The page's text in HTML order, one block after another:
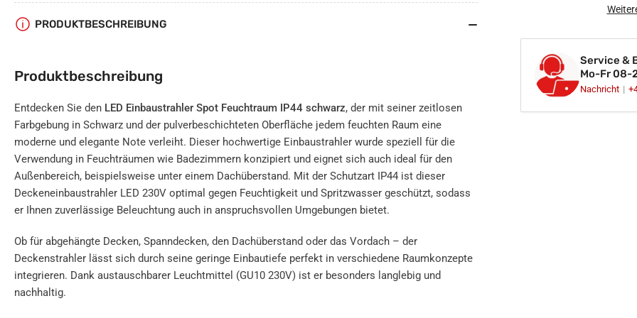
Einbaustrahler
Feuchtraum
IP44
schwarz
rund
Glas
Lochmaß
Service &
Mo-Fr 08-
Nachricht
PRODUKTBESCHREIBUNG
Produktbeschreibung
Entdecken Sie den LED Einbaustrahler Spot Feuchtraum IP44 schwarz, der mit seiner zeitlosen
Farbgebung in Schwarz und der pulverbeschichteten Oberfläche jedem feuchten Raum eine
moderne und elegante Note verleiht. Dieser hochwertige Einbaustrahler wurde speziell für die
Verwendung in Feuchträumen wie Badezimmern konzipiert und eignet sich auch ideal für den
Außenbereich, beispielsweise unter einem Dachüberstand. Mit der Schutzart IP44 ist dieser
Deckeneinbaustrahler LED 230V optimal gegen Feuchtigkeit und Spritzwasser geschützt, sodass
er Ihnen zuverlässige Beleuchtung auch in anspruchsvollen Umgebungen bietet.
Ob für abgehängte Decken, Spanndecken, den Dachüberstand oder das Vordach – der
Deckenstrahler lässt sich durch seine geringe Einbautiefe perfekt in verschiedene Raumkonzepte
integrieren. Dank austauschbarer Leuchtmittel (GU10 230V) ist er besonders langlebig und
nachhaltig.